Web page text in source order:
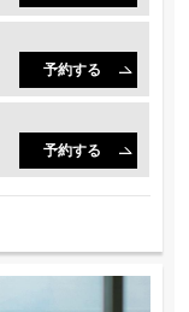
予約する
予約する